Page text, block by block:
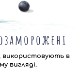
використовують в
вигляді.